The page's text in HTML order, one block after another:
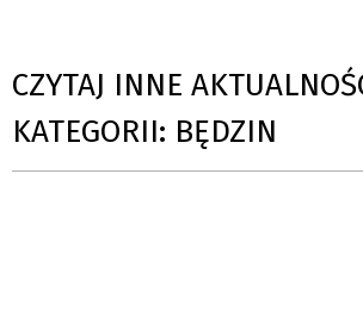
CZYTAJ INNE
KATEGORII: BĘDZIN